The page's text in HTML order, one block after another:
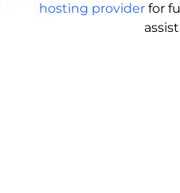
hosting provider for